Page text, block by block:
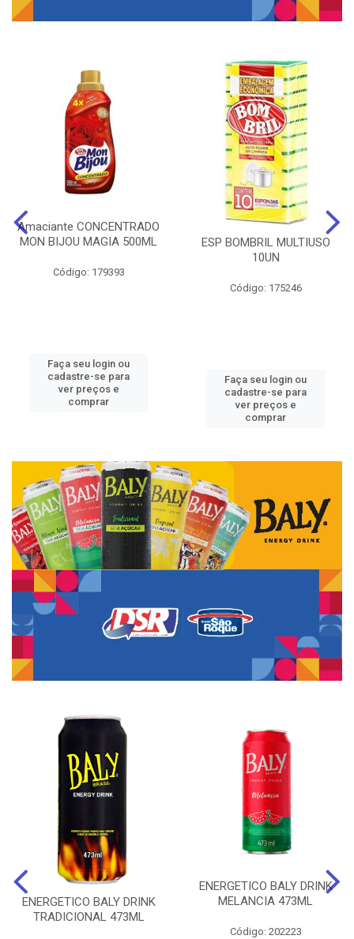
Amaciante CONCENTRADO
MON BIJOU MAGIA 500ML
Código: 179393
Faça seu login ou
cadastre-se para
ver preços e
comprar
ESP BOMBRIL MULTIUSO
10UN
Código: 175246
Faça seu login ou
cadastre-se para
ver preços e
comprar
ENERGETICO BALY DRINK
TRADICIONAL 473ML
ENERGETICO BALY DRINK
MELANCIA 473ML
Código: 202223